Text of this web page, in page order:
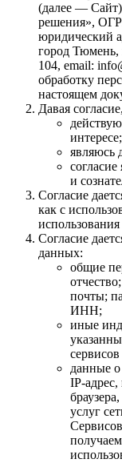
(далее —
решения»,
юридический
город
104, email:
обработку
настоящем
Давая
интересе;
являюсь
и
Согласие
как с
использования
Согласие
данных:
общие
почты;
ИНН;
иные
данные о
IP-
услуг